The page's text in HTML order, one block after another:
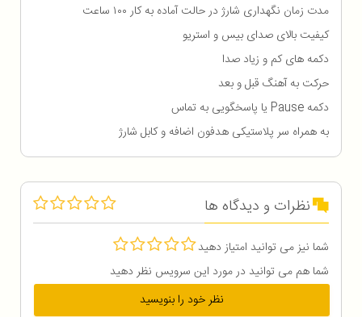
مدت زمان نگهداری شارژ در حالت آماده به کار ۱۰۰ ساعت
کیفیت بالای صدای بیس و استریو
دکمه های کم و زیاد صدا
حرکت به آهنگ قبل و بعد
دکمه Pause یا پاسخگویی به تماس
به همراه سر پلاستیکی هدفون اضافه و کابل شارژ
نظرات و دیدگاه ها
شما نیز می توانید امتیاز دهید
شما هم می توانید در مورد این سرویس نظر دهید
نظر خود را بنویسید